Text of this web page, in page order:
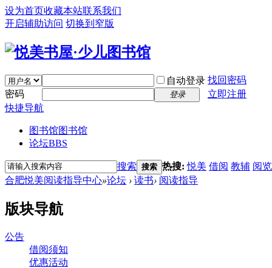
设为首页收藏本站联系我们
开启辅助访问 切换到窄版
自动登录 找回密码
密码
登录
立即注册
快捷导航
图书馆图书馆
论坛BBS
搜索 搜索 热搜:悦美 借阅 教辅 阅览
合肥悦美阅读指导中心»论坛 › 读书› 阅读指导
版块导航
公告
借阅须知
优惠活动